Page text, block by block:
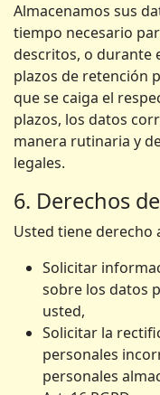
Almacenamos sus
tiempo necesario
descritos, o durante
plazos de retención
que se caiga el
plazos, los datos
manera rutinaria y
legales.
6. Derechos
Usted tiene derecho
Solicitar
sobre los datos
usted,
Solicitar la
personales
personales